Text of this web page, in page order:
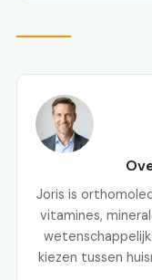
Joris is
vitamines,
kiezen tussen